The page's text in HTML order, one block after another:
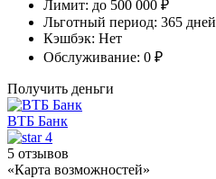
Лимит: до 500 000 ₽
Льготный период: 365 дней
Кэшбэк: Нет
Обслуживание: 0 ₽
Получить деньги
ВТБ Банк
4
5 отзывов
«Карта возможностей»